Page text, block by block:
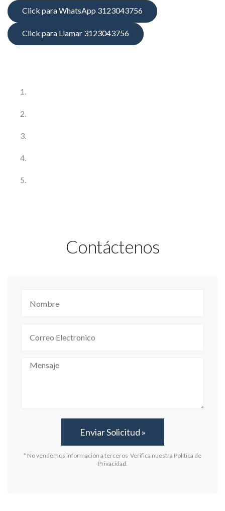
Click para WhatsApp 3123043756
Click para Llamar 3123043756
Contáctenos
* No vendemos información a terceros Verifica nuestra Política de
Privacidad.